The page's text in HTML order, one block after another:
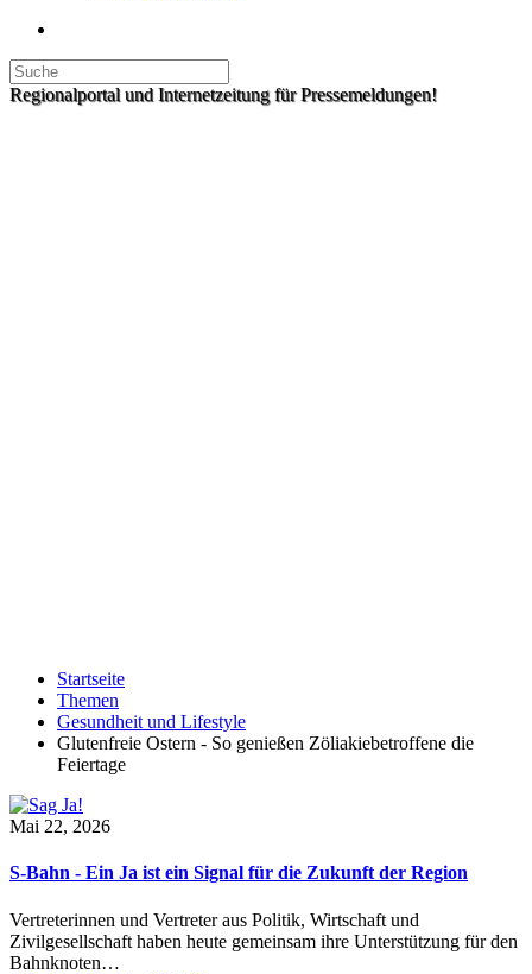
Regionalportal und Internetzeitung für Pressemeldungen!
Startseite
Themen
Gesundheit und Lifestyle
Glutenfreie Ostern - So genießen Zöliakiebetroffene die
Feiertage
Mai 22, 2026
S-Bahn - Ein Ja ist ein Signal für die Zukunft der Region
Vertreterinnen und Vertreter aus Politik, Wirtschaft und
Zivilgesellschaft haben heute gemeinsam ihre Unterstützung für den
Bahnknoten…